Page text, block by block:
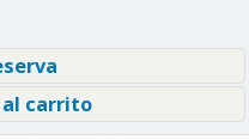
carrito